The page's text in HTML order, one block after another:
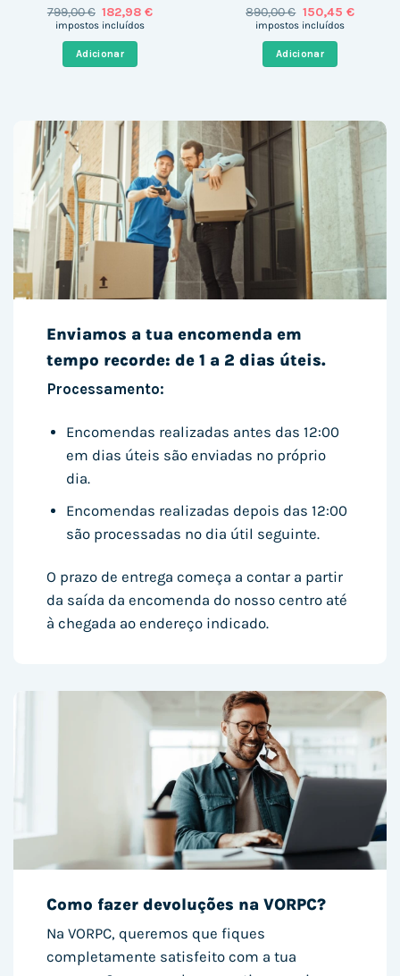
799,00€ O
preço
era:
799,00 €.
182,98€O
impostos incluídos
Adicionar
890,00€ O
preço
era:
890,00 €.
150,45 €O
impostos incluídos
Adicionar
Enviamos a tua encomenda em
tempo recorde: de 1 a 2 dias úteis.
Processamento:
Encomendas realizadas antes das 12:00
em dias úteis são enviadas no próprio
dia.
Encomendas realizadas depois das 12:00
são processadas no dia útil seguinte.
O prazo de entrega começa a contar a partir
da saída da encomenda do nosso centro até
à chegada ao endereço indicado.
Como fazer devoluções na VORPC?
Na VORPC, queremos que fiques
completamente satisfeito com a tua